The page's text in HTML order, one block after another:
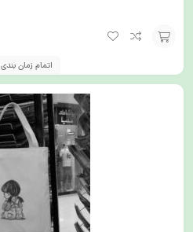
به
اتمام زمان بندی